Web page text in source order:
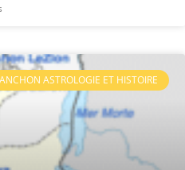
ASTROLOGIE ET HISTOIRE